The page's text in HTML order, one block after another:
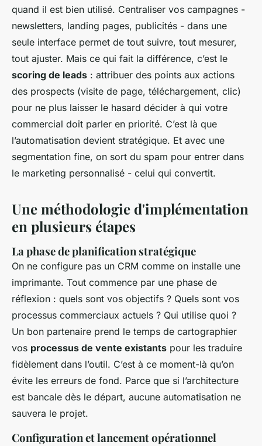
quand il est bien utilisé. Centraliser vos campagnes -
newsletters, landing pages, publicités - dans une
seule interface permet de tout suivre, tout mesurer,
tout ajuster. Mais ce qui fait la différence, c’est le
scoring de leads : attribuer des points aux actions
des prospects (visite de page, téléchargement, clic)
pour ne plus laisser le hasard décider à qui votre
commercial doit parler en priorité. C’est là que
l’automatisation devient stratégique. Et avec une
segmentation fine, on sort du spam pour entrer dans
le marketing personnalisé - celui qui convertit.
Une méthodologie d'implémentation
en plusieurs étapes
La phase de planification stratégique
On ne configure pas un CRM comme on installe une
imprimante. Tout commence par une phase de
réflexion : quels sont vos objectifs ? Quels sont vos
processus commerciaux actuels ? Qui utilise quoi ?
Un bon partenaire prend le temps de cartographier
vos processus de vente existants pour les traduire
fidèlement dans l’outil. C’est à ce moment-là qu’on
évite les erreurs de fond. Parce que si l’architecture
est bancale dès le départ, aucune automatisation ne
sauvera le projet.
Configuration et lancement opérationnel